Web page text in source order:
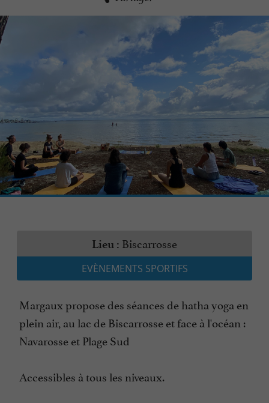
Lieu : Biscarrosse
EVÈNEMENTS SPORTIFS
Margaux propose des séances de hatha yoga en
plein air, au lac de Biscarrosse et face à l'océan :
Navarosse et Plage Sud
Accessibles à tous les niveaux.